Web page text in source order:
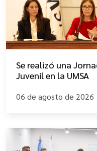
Se realizó una
Juvenil en la UMSA
06 de agosto de 2026